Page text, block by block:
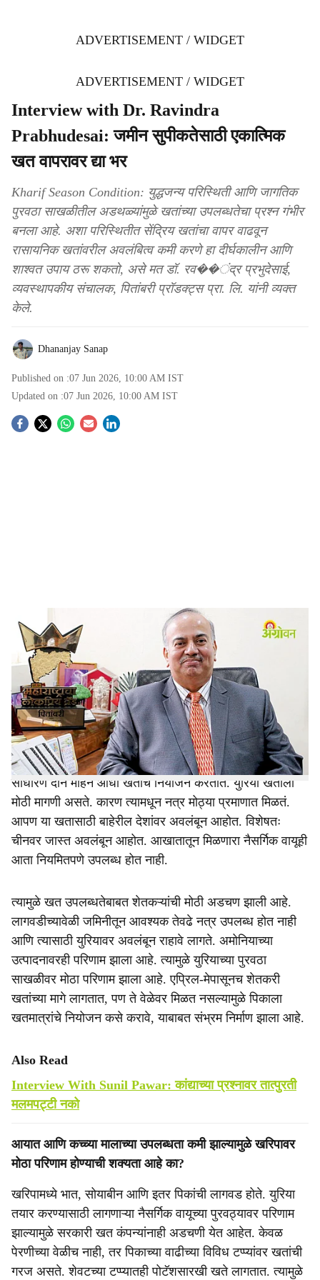
ADVERTISEMENT / WIDGET
ADVERTISEMENT / WIDGET
Interview with Dr. Ravindra
Prabhudesai: जमीन सुपीकतेसाठी एकात्मिक
खत वापरावर द्या भर
Kharif Season Condition: युद्धजन्य परिस्थिती आणि जागतिक
पुरवठा साखळीतील अडथळ्यांमुळे खतांच्या उपलब्धतेचा प्रश्न गंभीर
बनला आहे. अशा परिस्थितीत सेंद्रिय खतांचा वापर वाढवून
रासायनिक खतांवरील अवलंबित्व कमी करणे हा दीर्घकालीन आणि
शाश्वत उपाय ठरू शकतो, असे मत डॉ. रव��ंद्र प्रभुदेसाई,
व्यवस्थापकीय संचालक, पितांबरी प्रॉडक्ट्स प्रा. लि. यांनी व्यक्त
केले.
Dhananjay Sanap
Published on :07 Jun 2026, 10:00 AM IST
Updated on :07 Jun 2026, 10:00 AM IST
S
h
a
r
e
Agrowon
Interaction with Dr. Ravindra Prabhudesai,
Managing Director, Pitambari Products Pvt. Ltd.:
खरीप हंगाम सुरू होत असताना देशात खतांचा पुरेसा साठा उपलब्ध
आहे का?
खत उपलब्धतेचा खूप मोठा प्रश्न निर्माण झाला आहे. युद्धामुळे
जागतिक खत पुरवठा साखळीवर परिणाम झाला आहे. शेतकरी
साधारण दोन महिने आधी खतांचे नियोजन करतात. युरिया खताला
मोठी मागणी असते. कारण त्यामधून नत्र मोठ्या प्रमाणात मिळतं.
आपण या खतासाठी बाहेरील देशांवर अवलंबून आहोत. विशेषतः
चीनवर जास्त अवलंबून आहोत. आखातातून मिळणारा नैसर्गिक वायूही
आता नियमितपणे उपलब्ध होत नाही.
त्यामुळे खत उपलब्धतेबाबत शेतकऱ्यांची मोठी अडचण झाली आहे.
लागवडीच्यावेळी जमिनीतून आवश्यक तेवढे नत्र उपलब्ध होत नाही
आणि त्यासाठी युरियावर अवलंबून राहावे लागते. अमोनियाच्या
उत्पादनावरही परिणाम झाला आहे. त्यामुळे युरियाच्या पुरवठा
साखळीवर मोठा परिणाम झाला आहे. एप्रिल-मेपासूनच शेतकरी
खतांच्या मागे लागतात, पण ते वेळेवर मिळत नसल्यामुळे पिकाला
खतमात्रांचे नियोजन कसे करावे, याबाबत संभ्रम निर्माण झाला आहे.
Also Read
Interview With Sunil Pawar: कांद्याच्या प्रश्‍नावर तात्पुरती
मलमपट्टी नको
आयात आणि कच्च्या मालाच्या उपलब्धता कमी झाल्यामुळे खरिपावर
मोठा परिणाम होण्याची शक्यता आहे का?
खरिपामध्ये भात, सोयाबीन आणि इतर पिकांची लागवड होते. युरिया
तयार करण्यासाठी लागणाऱ्या नैसर्गिक वायूच्या पुरवठ्यावर परिणाम
झाल्यामुळे सरकारी खत कंपन्यांनाही अडचणी येत आहेत. केवळ
पेरणीच्या वेळीच नाही, तर पिकाच्या वाढीच्या विविध टप्प्यांवर खतांची
गरज असते. शेवटच्या टप्प्यातही पोटॅशसारखी खते लागतात. त्यामुळे